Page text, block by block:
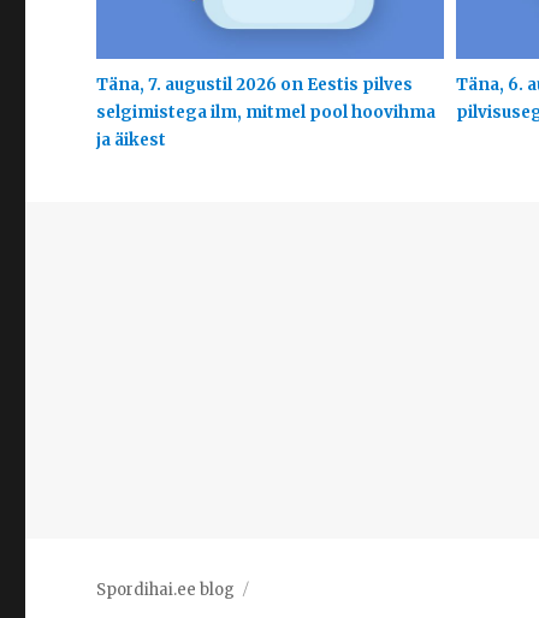
Täna, 7. augustil 2026 on Eestis pilves
selgimistega ilm, mitmel pool hoovihma
ja äikest
Täna, 6.
Spordihai.ee blog